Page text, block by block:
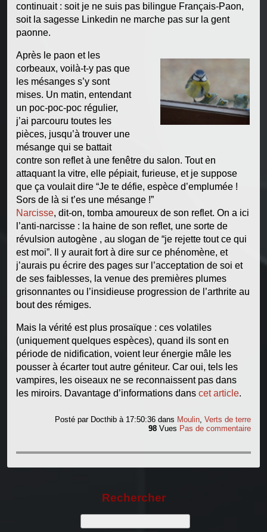
continuait : soit je ne suis pas bilingue Français-Paon,
soit la sagesse Linkedin ne marche pas sur la gent
paonne.
Après le paon et les
corbeaux, voilà-t-y pas que
les mésanges s’y sont
mises. Un matin, entendant
un poc-poc-poc régulier,
j’ai parcouru toutes les
pièces, jusqu’à trouver une
mésange qui se battait
contre son reflet à une fenêtre du salon. Tout en
attaquant la vitre, elle pépiait, furieuse, et je suppose
que ça voulait dire “Je te défie, espèce d’emplumée !
Sors de là si t’es une mésange !”
Narcisse, dit-on, tomba amoureux de son reflet. On a ici
l’anti-narcisse : la haine de son reflet, une sorte de
révulsion autogène , au slogan de “je rejette tout ce qui
est moi”. Il y aurait fort à dire sur ce phénomène, et
j’aurais pu écrire des pages sur l’acceptation de soi et
de ses faiblesses, la venue des premières plumes
grisonnantes ou l’insidieuse progression de l’arthrite au
bout des rémiges.
Mais la vérité est plus prosaïque : ces volatiles
(uniquement quelques espèces), quand ils sont en
période de nidification, voient leur énergie mâle les
pousser à écarter tout autre géniteur. Car oui, tels les
vampires, les oiseaux ne se reconnaissent pas dans
les miroirs. Davantage d’informations dans cet article.
Posté par Docthib à 17:50:36dans Moulin,Verts de terre
98 Vues Pas de commentaire
Rechercher